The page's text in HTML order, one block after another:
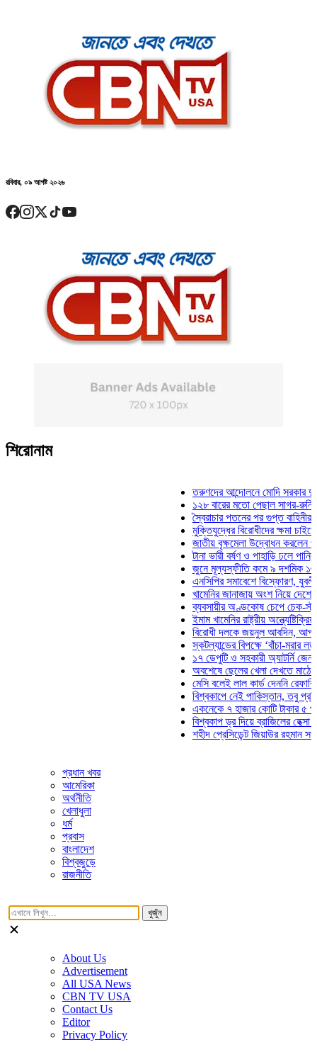
রবিবার, ০৯ আগষ্ট ২০২৬
শিরোনাম
তরুণদের আন্দোলনে মোদি সরকার দুর্বল
১২৮ বারের মতো পেছাল সাগর-রুনি হত্যা
স্বৈরাচার পতনের পর গুপ্ত বাহিনীর
মুক্তিযুদ্ধের বিরোধীদের ক্ষমা চাইতে হবে:
জাতীয় বৃক্ষমেলা উদ্বোধন করলেন
টানা ভারী বর্ষণ ও পাহাড়ি ঢলে পানিবন্দি
জুনে মূল্যস্ফীতি কমে ৯ দশমিক ১৬ শতাংশ
এনসিপির সমাবেশে বিস্ফোরণ, যুবলীগের
খামেনির জানাজায় অংশ নিয়ে দেশে
ব্যবসায়ীর অণ্ডকোষ চেপে চেক-স্ট্যাম্পে
ইমাম খামেনির রাষ্ট্রীয় অন্ত্যেষ্টিক্রিয়ায়
বিরোধী দলকে জয়নুল আবদিন, আপনারা ৭১
স্কটল্যান্ডের বিপক্ষে ‘বাঁচা-মরার লড়াইয়ে’
১৭ ডেপুটি ও সহকারী অ্যাটর্নি জেনারেলের
অবশেষে ছেলের খেলা দেখতে মাঠে
মেসি বলেই লাল কার্ড দেননি রেফারি! ফাউল
বিশ্বকাপে নেই পাকিস্তান, তবু প্রতিটি
একনেকে ৭ হাজার কোটি টাকার ৫
বিশ্বকাপ ড্র দিয়ে ব্রাজিলের হেক্সা মিশন শুরু
শহীদ প্রেসিডেন্ট জিয়াউর রহমান সমাধিতে
প্রধান খবর
আমেরিকা
অর্থনীতি
খেলাধুলা
ধর্ম
প্রবাস
বাংলাদেশ
বিশ্বজুড়ে
রাজনীতি
খুজুঁন
About Us
Advertisement
All USA News
CBN TV USA
Contact Us
Editor
Privacy Policy